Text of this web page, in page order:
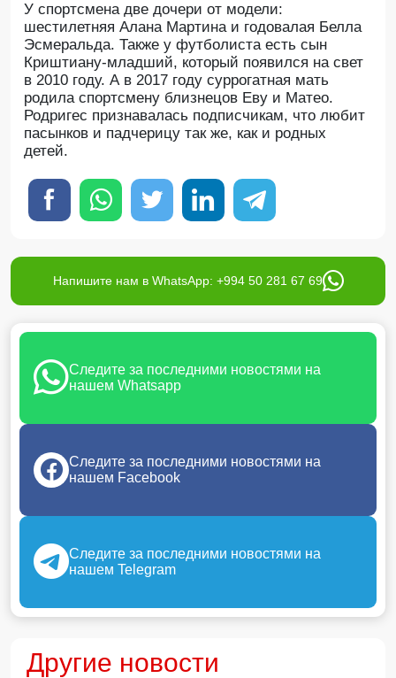
У спортсмена две дочери от модели:
шестилетняя Алана Мартина и годовалая Белла
Эсмеральда. Также у футболиста есть сын
Криштиану-младший, который появился на свет
в 2010 году. А в 2017 году суррогатная мать
родила спортсмену близнецов Еву и Матео.
Родригес признавалась подписчикам, что любит
пасынков и падчерицу так же, как и родных
детей.
Напишите нам в WhatsApp: +994 50 281 67 69
Следите за последними новостями на
нашем Whatsapp
Следите за последними новостями на
нашем Facebook
Следите за последними новостями на
нашем Telegram
Другие новости